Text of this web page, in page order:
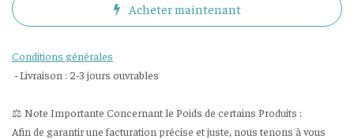
Acheter maintenant
Conditions générales
- Livraison : 2-3 jours ouvrables
⚖️ Note Importante Concernant le Poids de certains Produits :
Afin de garantir une facturation précise et juste, nous tenons à vous